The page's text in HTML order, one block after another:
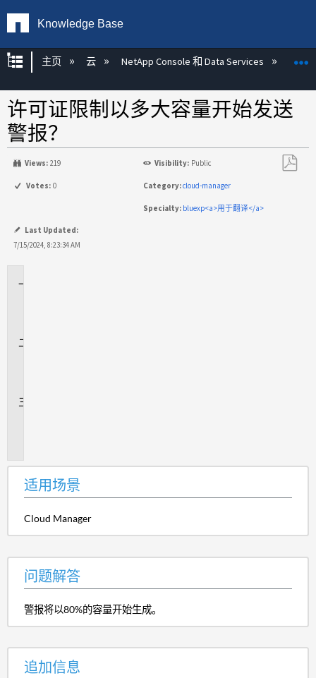
Knowledge Base
扩展/隐缩全局层次
主页 云 NetApp Console 和 Data Services
许可证限制以多大容量开始发送
警报？
Views: 219 Visibility: Public
Votes: 0 Category:cloud-manager
Specialty: bluexp<a>用于翻译</a>
Last Updated:
7/15/2024, 8:23:34 AM
适用场景
Cloud Manager
问题解答
警报将以80%的容量开始生成。
追加信息